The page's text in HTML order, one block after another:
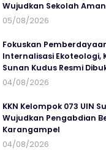
Wujudkan Sekolah Aman
05/08/2026
Fokuskan
Internalisasi Ekoteologi,
Sunan Kudus Resmi
04/08/2026
KKN Kelompok 073 UIN
Wujudkan Pengabdian
Karangampel
04/08/2026